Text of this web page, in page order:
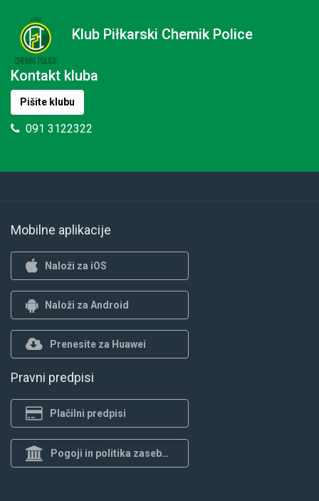
Klub Piłkarski Chemik Police
Kontakt kluba
Pišite klubu
091 3122322
Mobilne aplikacije
Naloži za iOS
Naloži za Android
Prenesite za Huawei
Pravni predpisi
Plačilni predpisi
Pogoji in politika zasebnosti